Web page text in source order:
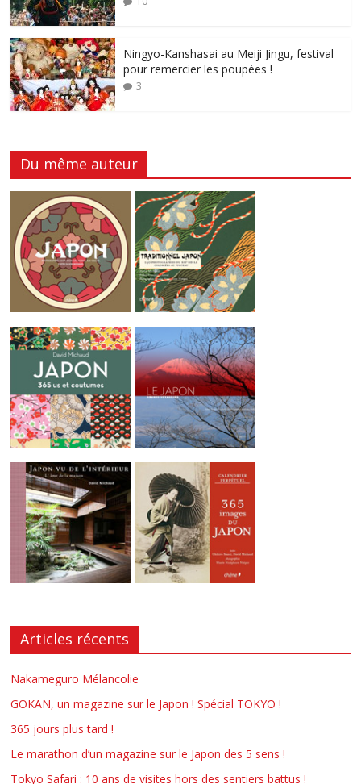
Ningyo-Kanshasai au Meiji Jingu, festival
pour remercier les poupées !
3
Du même auteur
Articles récents
Nakameguro Mélancolie
GOKAN, un magazine sur le Japon ! Spécial TOKYO !
365 jours plus tard !
Le marathon d’un magazine sur le Japon des 5 sens !
Tokyo Safari : 10 ans de visites hors des sentiers battus !